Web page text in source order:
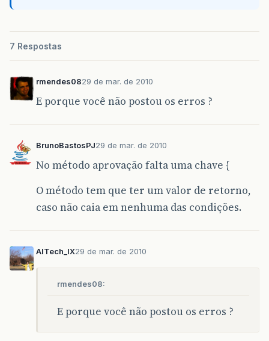
}
}
7 Respostas
rmendes0829 de mar. de 2010
E porque você não postou os erros ?
BrunoBastosPJ29 de mar. de 2010
No método aprovação falta uma chave {
O método tem que ter um valor de retorno,
caso não caia em nenhuma das condições.
AITech_IX29 de mar. de 2010
rmendes08:
E porque você não postou os erros ?